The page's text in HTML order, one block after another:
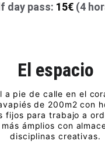
day pass: 15€ (4
El espacio
a pie de calle en el
de 200m2 con
fijos para trabajo a
ámplios con
disciplinas creativas.